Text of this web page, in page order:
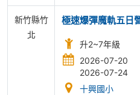
新竹縣竹
北
極速爆彈魔軌五日
升2~7年級
2026-07-20
2026-07-24
十興國小